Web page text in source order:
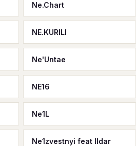
Ne.Chart
NE.KURILI
Ne'Untae
NE16
Ne1L
Ne1zvestnyi feat Ildar